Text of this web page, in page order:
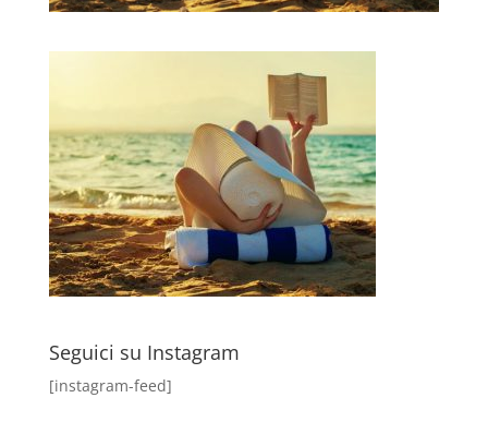
Seguici su Instagram
[instagram-feed]